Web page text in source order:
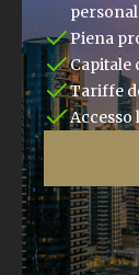
Piena
Capitale
Tariffe